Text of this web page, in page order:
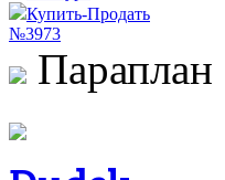
Купить-Продать
№3973
Параплан